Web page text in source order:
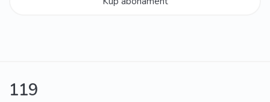
119